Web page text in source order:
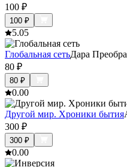
100 ₽
100 ₽
5.05
Глобальная сетьДара
80 ₽
80 ₽
0.00
Другой мир. Хроники бытия
300 ₽
300 ₽
0.00